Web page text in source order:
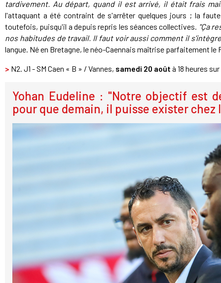
tardivement. Au départ, quand il est arrivé, il était frais
l'attaquant a été contraint de s'arrêter quelques jours ; la
toutefois, puisqu'il a depuis repris les séances collectives. "Ça
nos habitudes de travail. Il faut voir aussi comment il
langue. Né en Bretagne, le néo-Caennais maîtrise parfaitement le
> N2. J1 - SM Caen « B » / Vannes, samedi 20 août à 18 heures
Yohan Eudeline : "Notre objectif est
pour que demain, il puisse exister chez